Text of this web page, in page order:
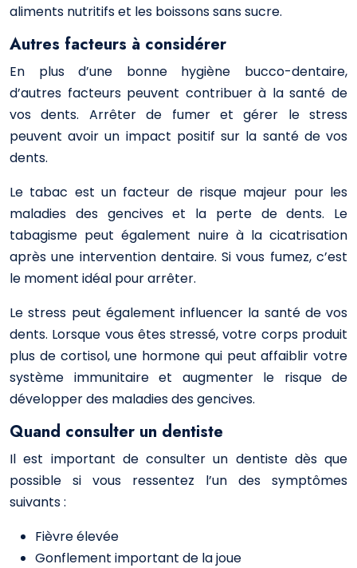
aliments nutritifs et les boissons sans sucre.
Autres facteurs à considérer
En plus d’une bonne hygiène bucco-dentaire,
d’autres facteurs peuvent contribuer à la santé de
vos dents. Arrêter de fumer et gérer le stress
peuvent avoir un impact positif sur la santé de vos
dents.
Le tabac est un facteur de risque majeur pour les
maladies des gencives et la perte de dents. Le
tabagisme peut également nuire à la cicatrisation
après une intervention dentaire. Si vous fumez, c’est
le moment idéal pour arrêter.
Le stress peut également influencer la santé de vos
dents. Lorsque vous êtes stressé, votre corps produit
plus de cortisol, une hormone qui peut affaiblir votre
système immunitaire et augmenter le risque de
développer des maladies des gencives.
Quand consulter un dentiste
Il est important de consulter un dentiste dès que
possible si vous ressentez l’un des symptômes
suivants :
Fièvre élevée
Gonflement important de la joue